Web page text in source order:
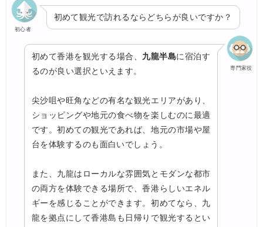
初心者
初めて観光で訪れるならどちらが良いですか？
専門家役
初めて香港を観光する場合、 九龍半島に宿泊す
るのが良い選択といえます。
尖沙咀や旺角などの有名な観光エリアがあり、
ショッピングや地元の食べ物を楽しむのに最適
です。初めての観光であれば、地元の市場や屋
台を体験するのも面白いでしょう。
また、九龍はローカルな雰囲気とモダンな都市
の両方を体験できる場所で、香港らしいエネル
ギーを感じることができます。初めてなら、九
龍を拠点にして香港島も日帰りで観光するとい